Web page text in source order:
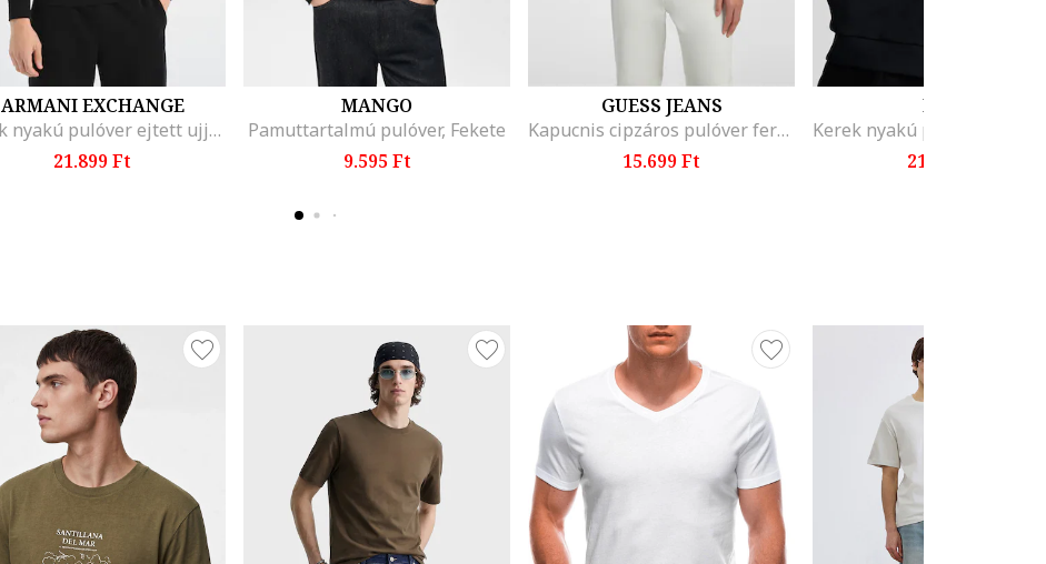
ARMANI EXCHANGE
Kerek nyakú pulóver ejtett ujjakkal, Fekete/Fehér
21.899 Ft
MANGO
Pamuttartalmú pulóver, Fekete
9.595 Ft
GUESS JEANS
Kapucnis cipzáros pulóver ferde zsebekkel, Fekete
15.699 Ft
BOSS
21.999 Ft